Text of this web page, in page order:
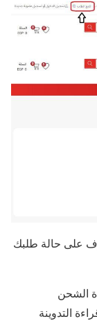
على حالة طلبك
الشحن
التدوينة